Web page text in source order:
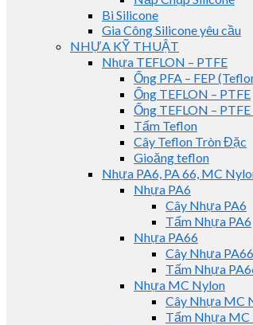
Bi Silicone
Gia Công Silicone yêu cầu
NHỰA KỸ THUẬT
Nhựa TEFLON – PTFE
Ống PFA – FEP
Ống TEFLON – PTFE
Ống TEFLON –
Tấm Teflon
Cây Teflon Tròn Đặc
Gioăng teflon
Nhựa PA6, PA 66, MC
Nhựa PA6
Cây Nhựa PA6
Tấm Nhựa PA6
Nhựa PA66
Cây Nhựa PA66
Tấm Nhựa
Nhựa MC Nylon
Cây Nhựa MC
Tấm Nhựa MC